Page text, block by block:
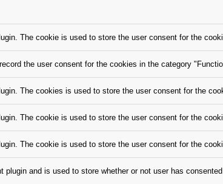
The cookie is used to store the user consent for the
the user consent for the cookies in the category
The cookies is used to store the user consent for the
The cookie is used to store the user consent for the
The cookie is used to store the user consent for the
and is used to store whether or not user has